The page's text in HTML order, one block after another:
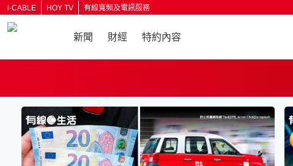
i-CABLE HOY TV 有線寬頻及電訊服務
新聞 財經 特約內容